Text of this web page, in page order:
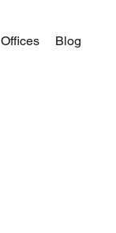
Offices Blog